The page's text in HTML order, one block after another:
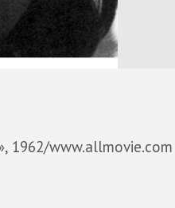
1962/www.allmovie.com